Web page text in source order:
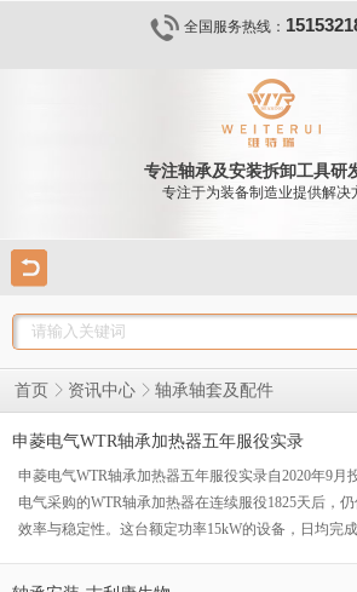
全国服务热线：
专注轴承及安装拆卸工具研
专注于为装备制造业提供解决
首页 资讯中心 轴承轴套及配件
申菱电气WTR轴承加热器五年服役实录
申菱电气WTR轴承加热器五年服役实录自2020年9月
电气采购的WTR轴承加热器在连续服役1825天后，
效率与稳定性。这台额定功率15kW的设备，日均完
±1℃）始终符合ISO 9001标准，未出现任何因设备故